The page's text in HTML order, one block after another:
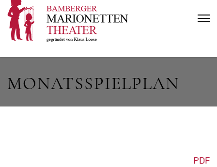
MONATSSPIELPLAN
PDF